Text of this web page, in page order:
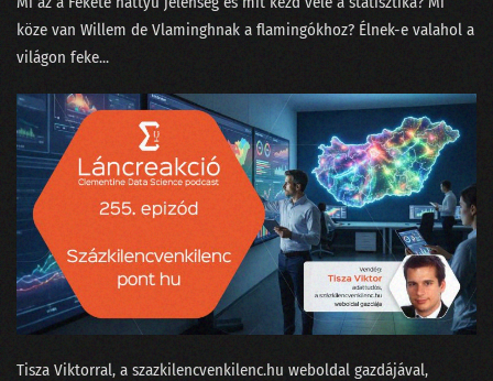
133 - A ChatGPT csak beszél, de akarni nem tud
131 - A képzőművész, az MI és a giccsfestők
130 - Mihez kezdjünk a Nobel-díjasainkkal?
129 - Szélhámos szakértők az MI körül
128 - Hol áll hazánk az MI-világlistán?
127 - Ügyfélszolgálat vagy profitorientált időhúzás?
köze van Willem de Vlamingh⁠⁠nak a flamingókhoz? Élnek-e valahol a
világon feke...
Tisza Viktorral⁠, a ⁠szazkilencvenkilenc.hu⁠ weboldal gazdájával,